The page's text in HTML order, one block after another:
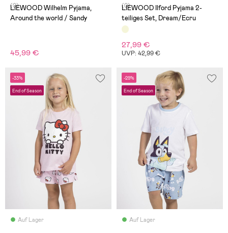
(0)
LIEWOOD Wilhelm Pyjama,
Around the world / Sandy
45,99 €
(0)
LIEWOOD Ilford Pyjama 2-
teiliges Set, Dream/Ecru
27,99 €
UVP: 42,99 €
-33%
End of Season
Auf Lager
-29%
End of Season
Auf Lager